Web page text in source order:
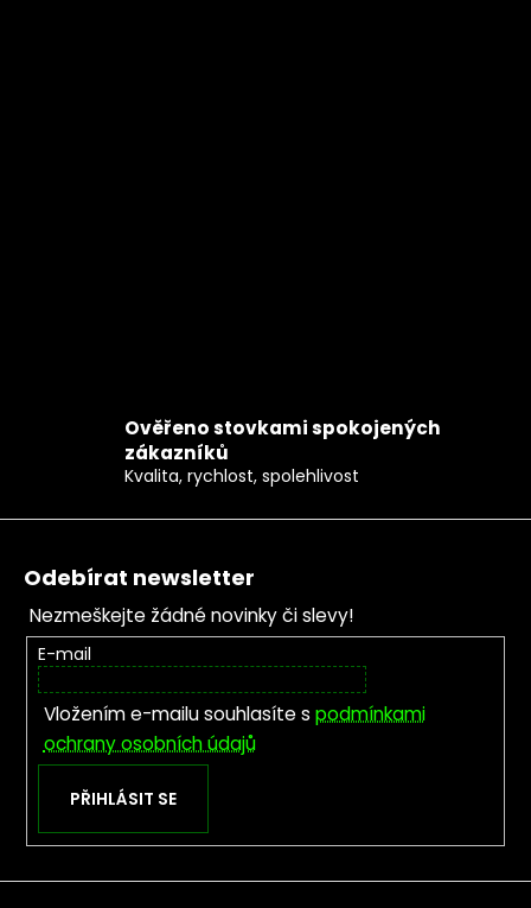
Ověřeno stovkami spokojených
zákazníků
Kvalita, rychlost, spolehlivost
Zápatí
Odebírat newsletter
Nezmeškejte žádné novinky či slevy!
E-mail
Vložením e-mailu souhlasíte s podmínkami
ochrany osobních údajů
PŘIHLÁSIT SE